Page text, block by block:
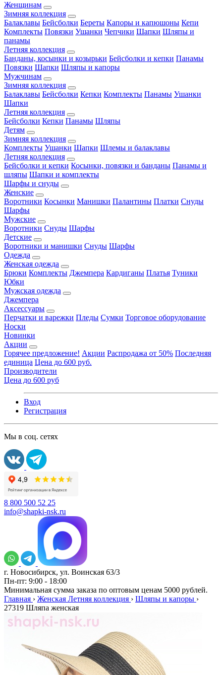
Женщинам
Зимняя коллекция
Балаклавы Бейсболки Береты Капоры и капюшоны Кепи
Комплекты Повязки Ушанки Чепчики Шапки Шляпы и
панамы
Летняя коллекция
Банданы, косынки и козырьки Бейсболки и кепки Панамы
Повязки Шапки Шляпы и капоры
Мужчинам
Зимняя коллекция
Балаклавы Бейсболки Кепки Комплекты Панамы Ушанки
Шапки
Летняя коллекция
Бейсболки Кепки Панамы Шляпы
Детям
Зимняя коллекция
Комплекты Ушанки Шапки Шлемы и балаклавы
Летняя коллекция
Бейсболки и кепки Косынки, повязки и банданы Панамы и
шляпы Шапки и комплекты
Шарфы и снуды
Женские
Воротники Косынки Манишки Палантины Платки Снуды
Шарфы
Мужские
Воротники Снуды Шарфы
Детские
Воротники и манишки Снуды Шарфы
Одежда
Женская одежда
Брюки Комплекты Джемпера Кардиганы Платья Туники
Юбки
Мужская одежда
Джемпера
Аксессуары
Перчатки и варежки Пледы Сумки Торговое оборудование
Носки
Новинки
Акции
Горячее предложение! Акции Распродажа от 50% Последняя
единица Цена до 600 руб.
Производители
Цена до 600 руб
Вход
Регистрация
Мы в соц. сетях
8 800 500 52 25
info@shapki-nsk.ru
г. Новосибирск, ул. Воинская 63/3
Пн-пт: 9:00 - 18:00
Минимальная сумма заказа по оптовым ценам 5000 рублей.
Главная › Женская Летняя коллекция › Шляпы и капоры ›
27319 Шляпа женская